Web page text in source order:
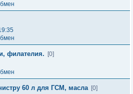
филателия.
[0]
60 л для ГСМ, масла [0]